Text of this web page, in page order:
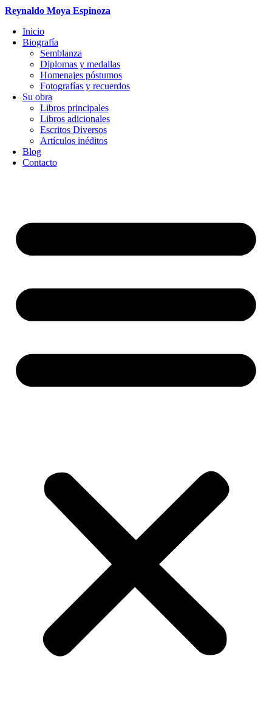
Ir
contenido
Reynaldo Moya Espinoza
Inicio
Biografía
Semblanza
Diplomas y medallas
Homenajes póstumos
Fotografías y recuerdos
Su obra
Libros principales
Libros adicionales
Escritos Diversos
Artículos inéditos
Blog
Contacto